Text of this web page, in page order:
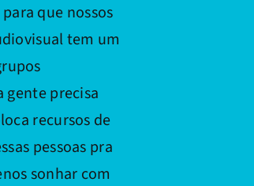
que nossos
tem um
gente precisa
recursos de
pessoas pra
sonhar com